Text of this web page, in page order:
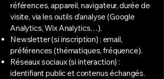
références, appareil, navigateur, durée de
visite, via les outils d’analyse (Google
Analytics, Wix Analytics…).
Newsletter (si inscription) : email,
préférences (thématiques, fréquence).
Réseaux sociaux (si interaction) :
identifiant public et contenus échangés.